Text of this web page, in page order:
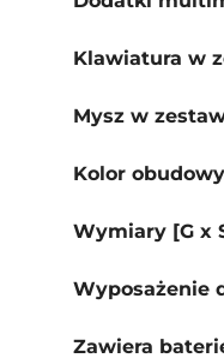
Klawiatura w
Mysz w
Kolor obudowy
Wymiary [G x
Wyposażenie
Zawiera